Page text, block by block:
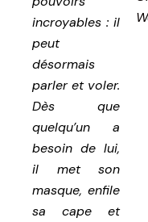
incroyables : il
peut
désormais
parler et voler.
Dès que
quelqu’un a
besoin de lui,
il met son
masque, enfile
sa cape et